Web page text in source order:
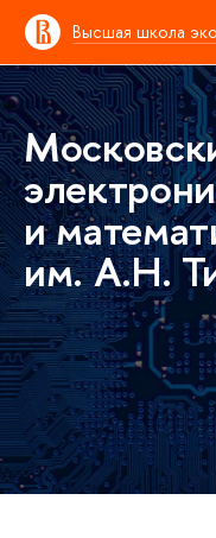
Высшая школа
и
им. А.Н.